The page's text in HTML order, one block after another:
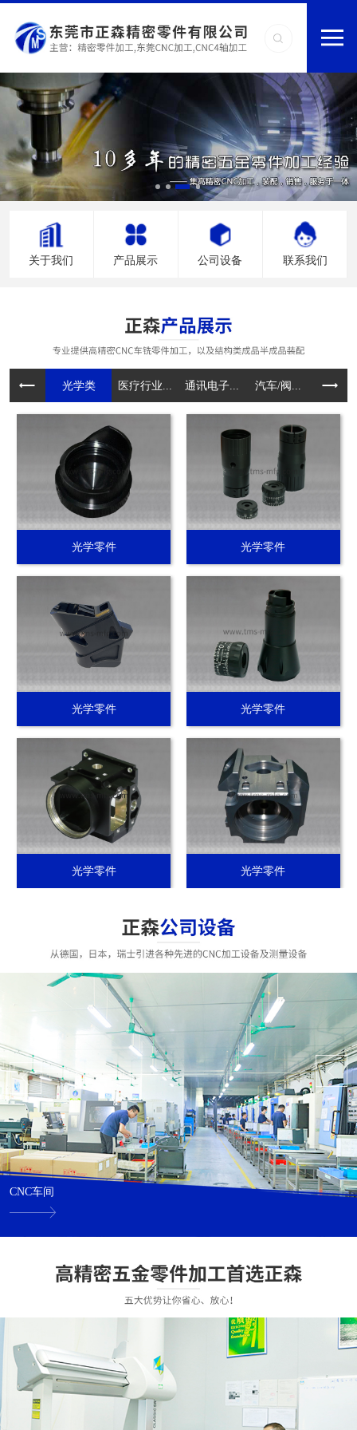
关于我们 产品展示 公司设备 联系我们
光学类 医疗行业... 通讯电子... 汽车/阀... 电动工
光学零件 光学零件
光学零件 光学零件
光学零件 光学零件
CNC车间